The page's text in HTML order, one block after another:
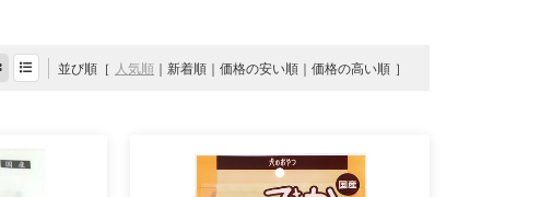
並び順 人気順 新着順 価格の安い順 価格の高い順